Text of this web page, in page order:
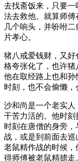
去找斋饭来，只要
法去救他。就算师
几个响头，并吩咐
片孝心。
猪八戒爱钱财，又
格夸张化了，也许
他在取经路上也和
时刻，也不会偷懒，
沙和尚是一个老实
干苦力活的。他时刻
时刻在唐僧的身旁
战，或是到前面去
老鼠精作战的时候
得师傅被老鼠精掳走